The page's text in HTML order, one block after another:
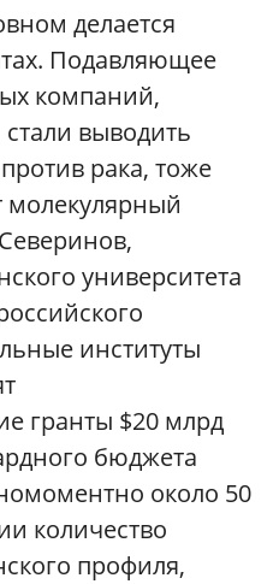
делается
Подавляющее
компаний,
выводить
рака, тоже
университета
институты
гранты $20 млрд
бюджета
около 50
количество
профиля,